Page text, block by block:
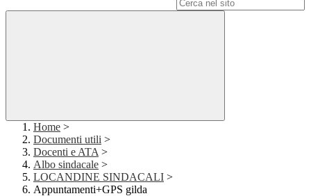
Home >
Documenti utili >
Docenti e ATA >
Albo sindacale >
LOCANDINE SINDACALI >
Appuntamenti+GPS gilda